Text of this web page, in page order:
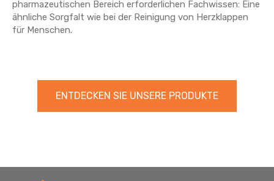
pharmazeutischen Bereich erforderlichen Fachwissen: Eine
ähnliche Sorgfalt wie bei der Reinigung von Herzklappen
für Menschen.
ENTDECKEN SIE UNSERE PRODUKTE